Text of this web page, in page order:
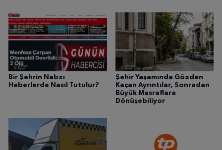
Bir Şehrin Nabzı
Haberlerde Nasıl Tutulur?
Şehir Yaşamında Gözden
Kaçan Ayrıntılar, Sonradan
Büyük Masraflara
Dönüşebiliyor